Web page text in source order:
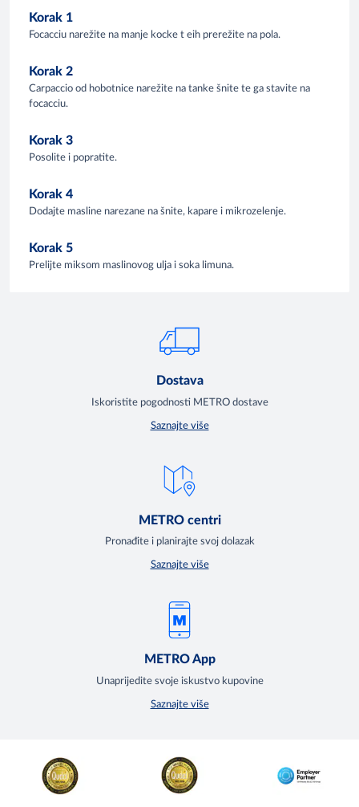
Korak 1
Focacciu narežite na manje kocke t eih prerežite na pola.
Korak 2
Carpaccio od hobotnice narežite na tanke šnite te ga stavite na
focacciu.
Korak 3
Posolite i popratite.
Korak 4
Dodajte masline narezane na šnite, kapare i mikrozelenje.
Korak 5
Prelijte miksom maslinovog ulja i soka limuna.
Dostava
Iskoristite pogodnosti METRO dostave
Saznajte više
METRO centri
Pronađite i planirajte svoj dolazak
Saznajte više
METRO App
Unaprijedite svoje iskustvo kupovine
Saznajte više